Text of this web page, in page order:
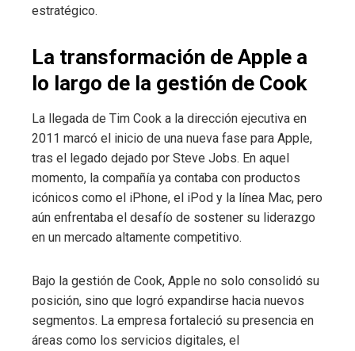
estratégico.
La transformación de Apple a
lo largo de la gestión de Cook
La llegada de Tim Cook a la dirección ejecutiva en
2011 marcó el inicio de una nueva fase para Apple,
tras el legado dejado por Steve Jobs. En aquel
momento, la compañía ya contaba con productos
icónicos como el iPhone, el iPod y la línea Mac, pero
aún enfrentaba el desafío de sostener su liderazgo
en un mercado altamente competitivo.
Bajo la gestión de Cook, Apple no solo consolidó su
posición, sino que logró expandirse hacia nuevos
segmentos. La empresa fortaleció su presencia en
áreas como los servicios digitales, el